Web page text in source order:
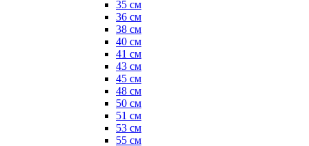
35 см
36 см
38 см
40 см
41 см
43 см
45 см
48 см
50 см
51 см
53 см
55 см